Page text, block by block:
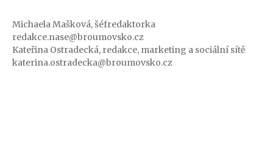
Michaela Mašková, šéfredaktorka
redakce.nase@broumovsko.cz
Kateřina Ostradecká, redakce, marketing a sociální sítě
katerina.ostradecka@broumovsko.cz